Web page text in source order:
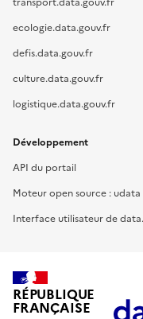
ecologie.data.gouv.fr
defis.data.gouv.fr
culture.data.gouv.fr
logistique.data.gouv.fr
Développement
API du portail
Moteur open source : udata
Interface utilisateur de
RÉPUBLIQUE
FRANÇAISE